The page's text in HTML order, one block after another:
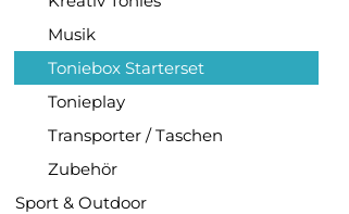
Musik
Toniebox Starterset
Tonieplay
Transporter / Taschen
Zubehör
Sport & Outdoor